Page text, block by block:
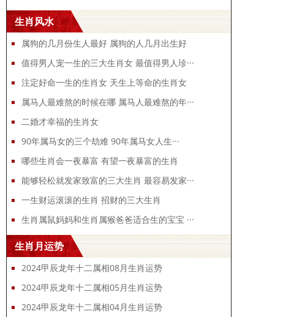
生肖风水
属狗的几月份生人最好 属狗的人几月出生好
值得男人宠一生的三大生肖女 最值得男人珍···
注定好命一生的生肖女 天生上等命的生肖女
属马人最难熬的时候在哪 属马人最难熬的年···
二婚才幸福的生肖女
90年属马女的三个劫难 90年属马女人生···
哪些生肖会一夜暴富 有望一夜暴富的生肖
能够轻松就发家致富的三大生肖 最容易发家···
一生财运滚滚的生肖 招财的三大生肖
生肖属鼠妈妈和生肖属猴爸爸适合生的宝宝 ···
生肖月运势
2024甲辰龙年十二属相08月生肖运势
2024甲辰龙年十二属相05月生肖运势
2024甲辰龙年十二属相04月生肖运势